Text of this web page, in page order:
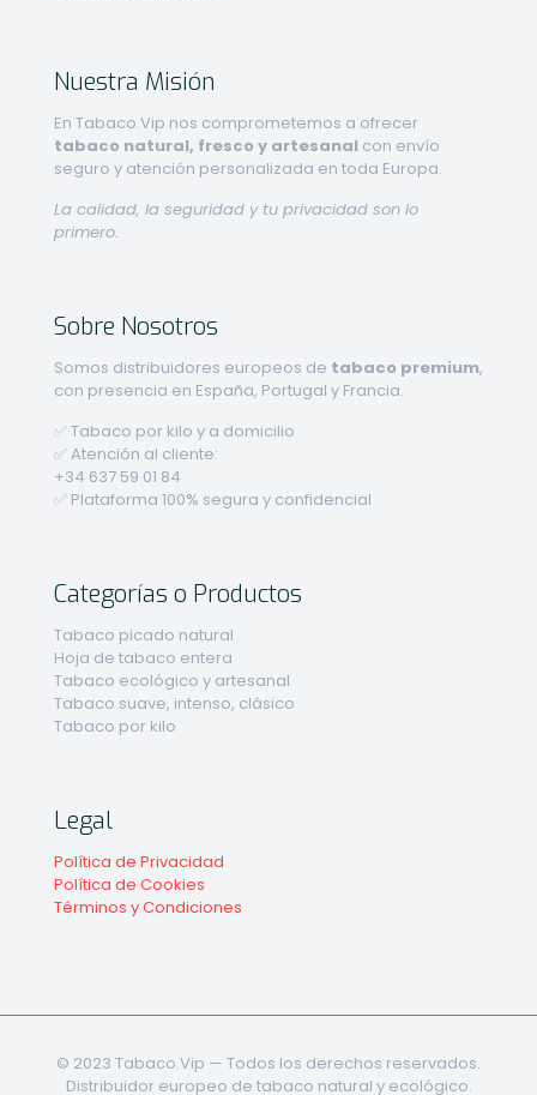
Nuestra Misión
En Tabaco.Vip nos comprometemos a ofrecer
tabaco natural, fresco y artesanal con envío
seguro y atención personalizada en toda Europa.
La calidad, la seguridad y tu privacidad son lo
primero.
Sobre Nosotros
Somos distribuidores europeos de tabaco premium,
con presencia en España, Portugal y Francia.
✅ Tabaco por kilo y a domicilio
✅ Atención al cliente:
+34 637 59 01 84
✅ Plataforma 100% segura y confidencial
Categorías o Productos
Tabaco picado natural
Hoja de tabaco entera
Tabaco ecológico y artesanal
Tabaco suave, intenso, clásico
Tabaco por kilo
Legal
Política de Privacidad
Política de Cookies
Términos y Condiciones
© 2023 Tabaco.Vip — Todos los derechos reservados.
Distribuidor europeo de tabaco natural y ecológico.